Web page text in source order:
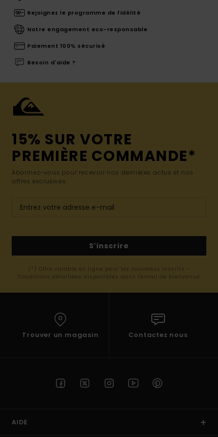
Rejoignez le programme de fidélité
Notre engagement eco-responsable
Paiement 100% sécurisé
Besoin d'aide ?
15% SUR VOTRE
PREMIÈRE COMMANDE*
Abonnez-vous pour recevoir nos dernières actus et nos
offres exclusives.
S'inscrire
(*) Offre valable en ligne pour les nouveaux inscrits -
Conditions détaillées disponibles dans l'email de bienvenue
Trouver un magasin Contactez nous
AIDE